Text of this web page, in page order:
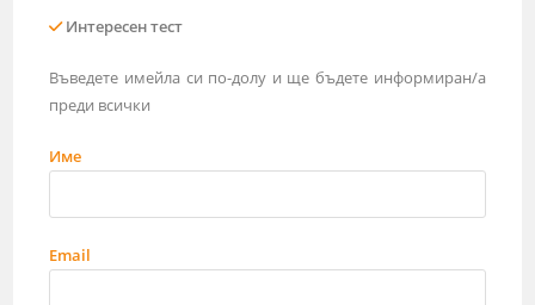
Интересен тест
Въведете имейла си по-долу и ще бъдете информиран/а
преди всички
Име
Email